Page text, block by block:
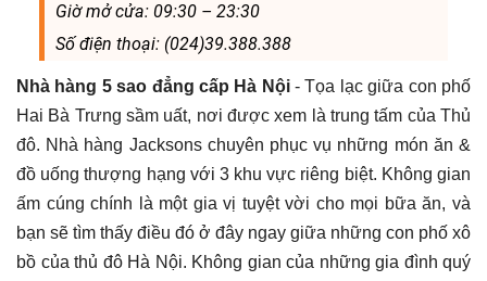
Giờ mở cửa: 09:30 – 23:30
Số điện thoại: (024)39.388.388
Nhà hàng 5 sao đẳng cấp Hà Nội- Tọa lạc giữa con phố
Hai Bà Trưng sầm uất, nơi được xem là trung tấm của Thủ
đô. Nhà hàng Jacksons chuyên phục vụ những món ăn &
đồ uống thượng hạng với 3 khu vực riêng biệt. Không gian
ấm cúng chính là một gia vị tuyệt vời cho mọi bữa ăn, và
bạn sẽ tìm thấy điều đó ở đây ngay giữa những con phố xô
bồ của thủ đô Hà Nội. Không gian của những gia đình quý